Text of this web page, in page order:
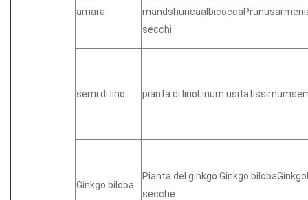
amara
secchi
semi di lino pianta di linoLinum
Ginkgo biloba
Pianta del ginkgo Ginkgo
secche